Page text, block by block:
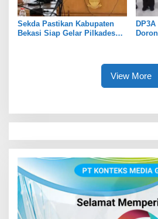
Sekda Pastikan Kabupaten
Bekasi Siap Gelar Pilkades
View More